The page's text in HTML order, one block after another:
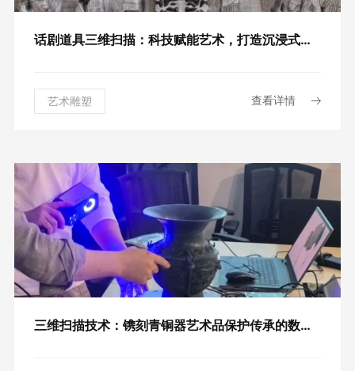
话剧道具三维扫描：科技赋能艺术，打造沉浸式视觉盛宴
艺术雕塑 查看详情
三维扫描技术：镌刻青铜器艺术品保护传承的数字印记